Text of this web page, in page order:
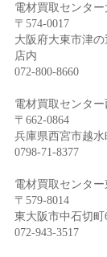
電材買取センタ
〒574-0017
大阪府大東市津
店内
072-800-8660
電材買取センタ
〒662-0864
兵庫県西宮市越水
0798-71-8377
電材買取センタ
〒579-8014
東大阪市中石切町
072-943-3517